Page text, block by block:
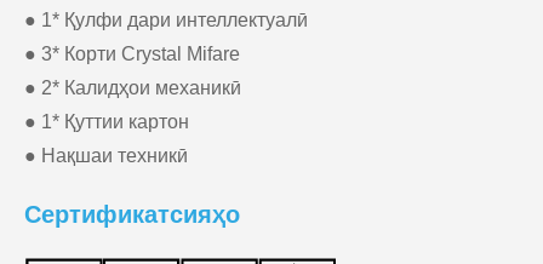
● 1* Қулфи дари интеллектуалӣ
● 3* Корти Crystal Mifare
● 2* Калидҳои механикӣ
● 1* Қуттии картон
● Нақшаи техникӣ
Сертификатсияҳо